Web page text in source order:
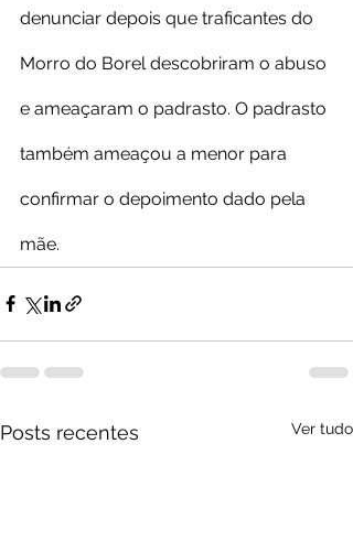
denunciar depois que traficantes do
Morro do Borel descobriram o abuso
e ameaçaram o padrasto. O padrasto
também ameaçou a menor para
confirmar o depoimento dado pela
mãe.
Posts recentes Ver tudo